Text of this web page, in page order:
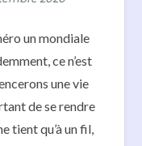
un mondiale
ce n’est
une vie
de se rendre
tient qu’à un fil,